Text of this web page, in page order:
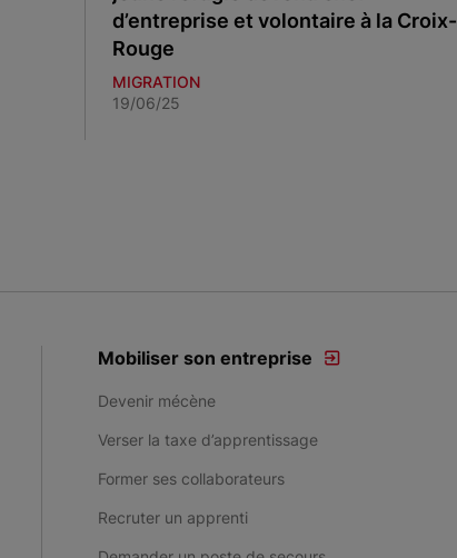
d’entreprise et volontaire à la Croix-
Rouge
MIGRATION
19/06/25
Mobiliser son entreprise
Devenir mécène
Verser la taxe d’apprentissage
Former ses collaborateurs
Recruter un apprenti